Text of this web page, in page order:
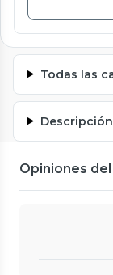
Todas las
Descripción
Opiniones